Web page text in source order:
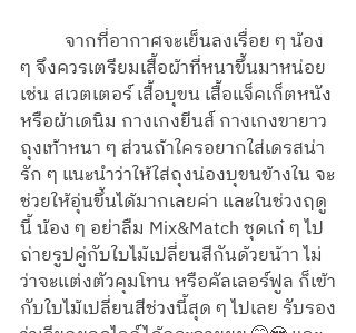
ๆ จึงควรเตรียมเสื้อผ้าที่หนาขึ้นมาหน่อย
เช่น สเวตเตอร์ เสื้อบุขน เสื้อแจ็คเก็ตหนัง
หรือผ้าเดนิม กางเกงยีนส์ กางเกงขายาว
ถุงเท้าหนา ๆ ส่วนถ้าใครอยากใส่เดรสน่า
รัก ๆ แนะนำว่าให้ใส่ถุงน่องบุขนข้างใน จะ
ช่วยให้อุ่นขึ้นได้มากเลยค่า และในช่วงฤดู
นี้ น้อง ๆ อย่าลืม Mix&Match ชุดเก๋ ๆ ไป
ถ่ายรูปคู่กับใบไม้เปลี่ยนสีกันด้วยน้าา ไม่
ว่าจะแต่งตัวคุมโทน หรือคัลเลอร์ฟูล ก็เข้า
กับใบไม้เปลี่ยนสีช่วงนี้สุด ๆ ไปเลย รับรอง